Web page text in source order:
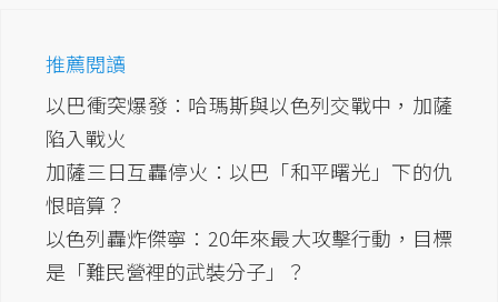
推薦閱讀
以巴衝突爆發：哈瑪斯與以色列交戰中，加薩
陷入戰火
加薩三日互轟停火：以巴「和平曙光」下的仇
恨暗算？
以色列轟炸傑寧：20年來最大攻擊行動，目標
是「難民營裡的武裝分子」？